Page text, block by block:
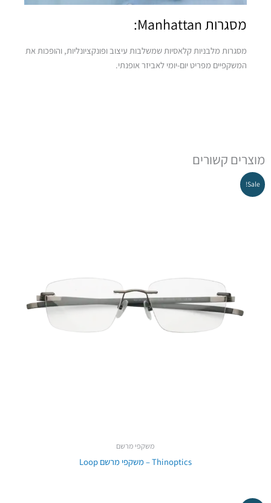
מסגרות Manhattan:
מסגרות מלבניות קלאסיות שמשלבות עיצוב ופונקציונליות, והופכות את
המשקפיים מפריט יום-יומי לאביזר אופנתי.
מוצרים קשורים
Sale!
משקפי מרשם
Thinoptics – משקפי מרשם Loop